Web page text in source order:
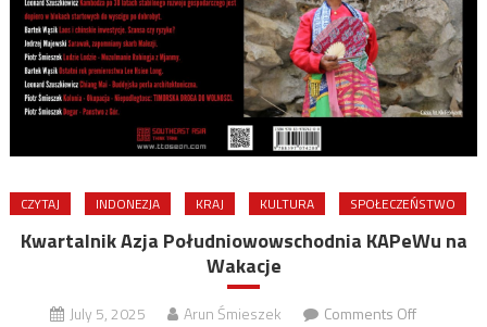
CZYTAJ INDONEZJA KRAJ KULTURA SPOŁECZEŃSTWO
Kwartalnik Azja Południowowschodnia KAPeWu na
Wakacje
July 5, 2025 Arun Śmieszek Comments Offon